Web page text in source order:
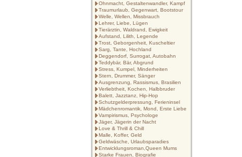
Ohnmacht, Gestaltenwandler, Kampf
Traumurlaub, Gegenwart, Bootstour
Welle, Wellen, Missbrauch
Lehrer, Liebe, Lügen
Tierärztin, Waldrand, Ewigkeit
Aufstand, Lilith, Legende
Trost, Geborgenheit, Kuscheltier
Sarg, Tante, Hochland
Deggendorf, Surrogat, Autobahn
Teddybär, Bär, Abgrund
Stress, Kumpel, Minderheiten
Stern, Drummer, Sänger
Ausgrenzung, Rassismus, Brasilien
Verliebtheit, Kochen, Halbbruder
Balett, Jazztanz, Hip-Hop
Schutzgelderpressung, Ferieninsel
Mädchenromantik, Mond, Erste Liebe
Vampirismus, Psychologe
Jäger, Jägerin der Nacht
Love & Thrill & Chill
Malle, Koffer, Geld
Geldwäsche, Urlaubsparadies
Entwicklungsroman,Queen Mums
Starke Frauen, Biografie